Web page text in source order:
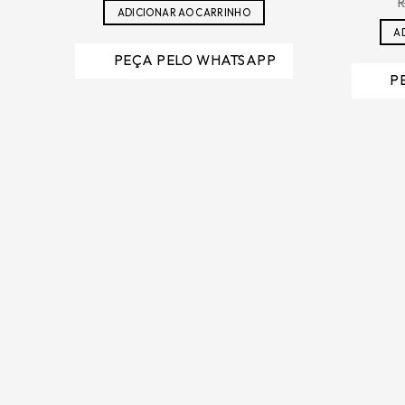
original
era:
atual
é:
ADICIONAR AO CARRINHO
PEÇA PELO WHATSAPP